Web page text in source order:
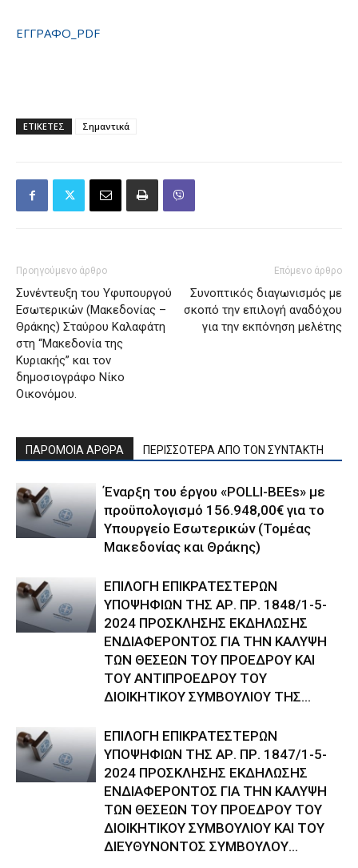
ΕΓΓΡΑΦΟ_PDF
ΕΤΙΚΕΤΕΣ Σημαντικά
Προηγούμενο άρθρο
Συνέντευξη του Υφυπουργού
Εσωτερικών (Μακεδονίας –
Θράκης) Σταύρου Καλαφάτη
στη “Μακεδονία της
Κυριακής” και τον
δημοσιογράφο Νίκο
Οικονόμου.
Επόμενο άρθρο
Συνοπτικός διαγωνισμός με
σκοπό την επιλογή αναδόχου
για την εκπόνηση μελέτης
ΠΑΡΟΜΟΙΑ ΑΡΘΡΑ ΠΕΡΙΣΣΟΤΕΡΑ ΑΠΟ ΤΟΝ ΣΥΝΤΑΚΤΗ
Έναρξη του έργου «POLLI-BEEs» με
προϋπολογισμό 156.948,00€ για το
Υπουργείο Εσωτερικών (Τομέας
Μακεδονίας και Θράκης)
ΕΠΙΛΟΓΗ ΕΠΙΚΡΑΤΕΣΤΕΡΩΝ
ΥΠΟΨΗΦΙΩΝ ΤΗΣ ΑΡ. ΠΡ. 1848/1-5-
2024 ΠΡΟΣΚΛΗΣΗΣ ΕΚΔΗΛΩΣΗΣ
ΕΝΔΙΑΦΕΡΟΝΤΟΣ ΓΙΑ ΤΗΝ ΚΑΛΥΨΗ
ΤΩΝ ΘΕΣΕΩΝ ΤΟΥ ΠΡΟΕΔΡΟΥ ΚΑΙ
ΤΟΥ ΑΝΤΙΠΡΟΕΔΡΟΥ ΤΟΥ
ΔΙΟΙΚΗΤΙΚΟΥ ΣΥΜΒΟΥΛΙΟΥ ΤΗΣ...
ΕΠΙΛΟΓΗ ΕΠΙΚΡΑΤΕΣΤΕΡΩΝ
ΥΠΟΨΗΦΙΩΝ ΤΗΣ ΑΡ. ΠΡ. 1847/1-5-
2024 ΠΡΟΣΚΛΗΣΗΣ ΕΚΔΗΛΩΣΗΣ
ΕΝΔΙΑΦΕΡΟΝΤΟΣ ΓΙΑ ΤΗΝ ΚΑΛΥΨΗ
ΤΩΝ ΘΕΣΕΩΝ ΤΟΥ ΠΡΟΕΔΡΟΥ ΤΟΥ
ΔΙΟΙΚΗΤΙΚΟΥ ΣΥΜΒΟΥΛΙΟΥ ΚΑΙ ΤΟΥ
ΔΙΕΥΘΥΝΟΝΤΟΣ ΣΥΜΒΟΥΛΟΥ...